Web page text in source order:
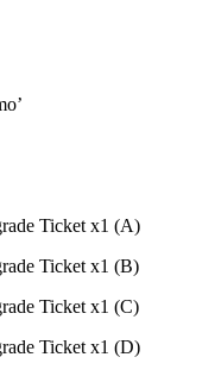
Ticket x1 (A)
Ticket x1 (B)
Ticket x1 (C)
Ticket x1 (D)